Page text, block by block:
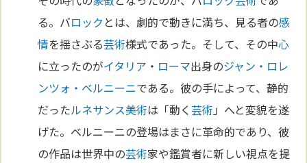
る。バロック とは、劇的で動きに満ち、見る者の感
情を揺さぶる芸術様式であった。そして、その中心
に立ったのがイタリア ・ ローマ出身のジャン・ロレ
ンツォ・ベルニーニである。彼の手によって、静的
だったルネサンス美術は「動く芸術 」へと変貌を遂
げた。ベルニーニの登場はまさに革命的であり、彼
の作品は世界中の芸術家や鑑賞者に新しい視点を提